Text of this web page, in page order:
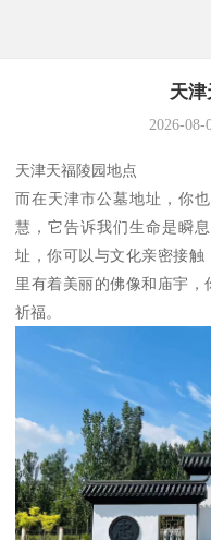
天
2026-08-
天津天福陵园地点
而在天津市公墓地址，你
慧，它告诉我们生命是瞬
址，你可以与文化亲密接
里有着美丽的佛像和庙宇
祈福。